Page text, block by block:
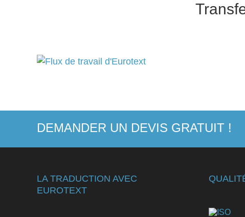
DEMANDER UN DEVIS GRATUIT !
LA TRADUCTION AVEC
EUROTEXT